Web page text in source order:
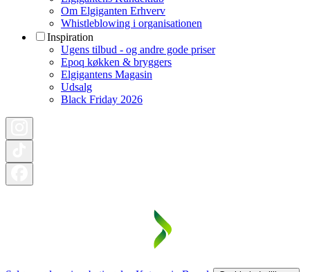
Om Elgiganten Erhverv
Whistleblowing i organisationen
Inspiration
Ugens tilbud - og andre gode priser
Epoq køkken & bryggers
Elgigantens Magasin
Udsalg
Black Friday 2026